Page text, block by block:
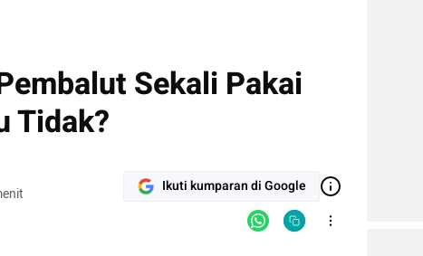
Sekali Pakai
Tidak?
Ikuti kumparan di Google